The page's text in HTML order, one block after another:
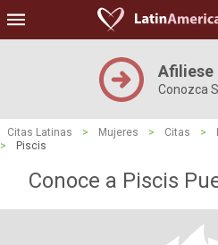
Afiliese
Conozca
Citas Latinas > Mujeres > Citas >
>
Piscis
Conoce a Piscis